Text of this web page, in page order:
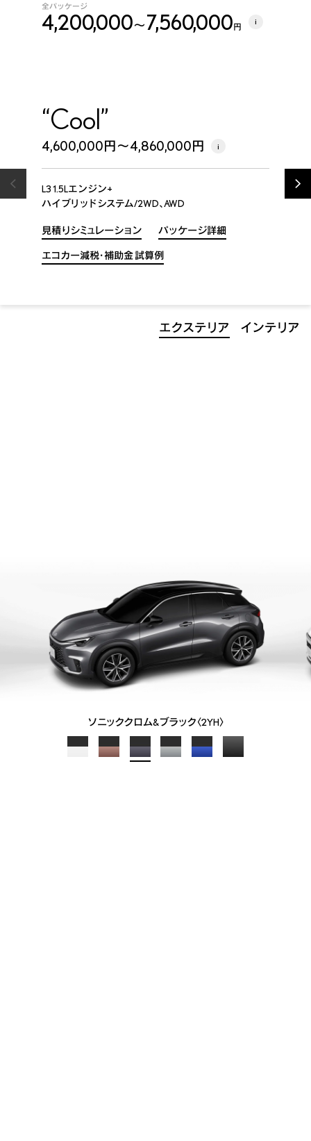
LBX MORIZO RR カタログ/取扱説明書
主要諸元/環境仕様書
取扱説明書
販売店検索
見積りシミュレーション
試乗予約
“Cool”
4,600,000円～4,860,000円 i
L3 1.5Lエンジン+
ハイブリッドシステム/2WD、AWD
見積りシミュレーション
パッケージ詳細
エコカー減税・補助金 試算例
全パッケージ
4,200,000～7,560,000円
i
エクステリア インテリア
ソニッククロム&ブラック〈2YH〉